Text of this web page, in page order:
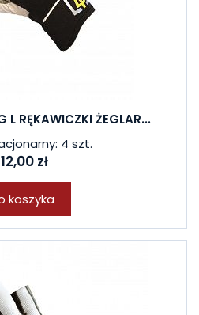
L RĘKAWICZKI ŻEGLAR...
4 szt.
zł
koszyka